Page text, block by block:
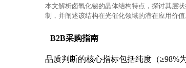
本文解析卤氧化铋的晶体结构特点，探讨其层
制，并阐述该结构在光催化领域的潜在应用价值
B2B采购指南
品质判断的核心指标包括纯度（≥98%